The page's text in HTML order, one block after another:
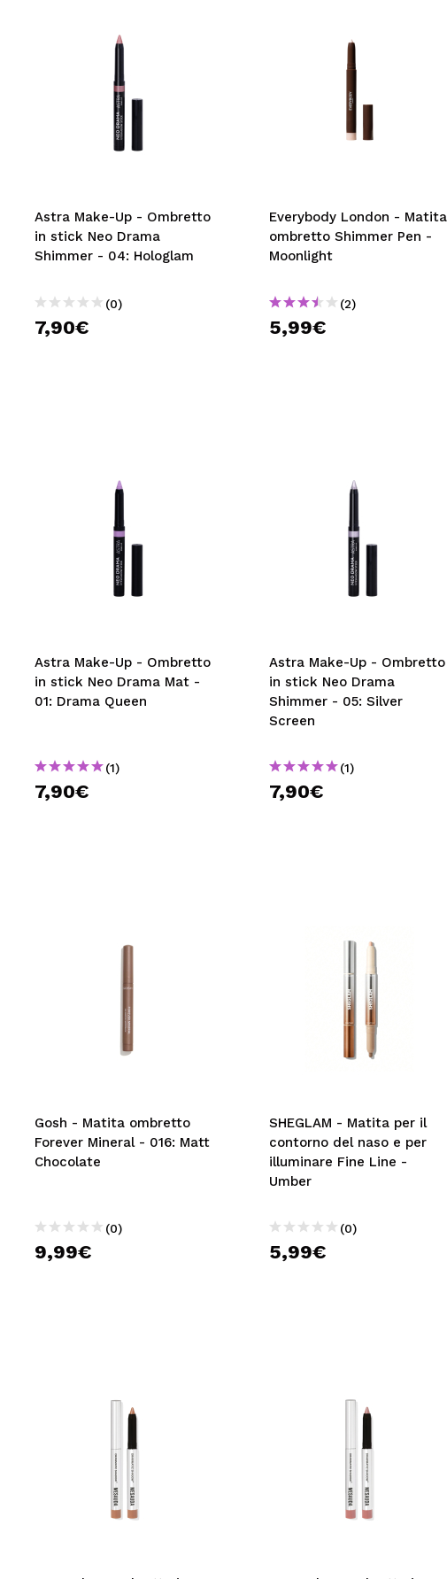
Astra Make-Up - Ombretto
in stick Neo Drama
Shimmer - 04: Hologlam
(0)
7,90€
Everybody London - Matita
ombretto Shimmer Pen -
Moonlight
(2)
5,99€
Astra Make-Up - Ombretto
in stick Neo Drama Mat -
01: Drama Queen
(1)
7,90€
Astra Make-Up - Ombretto
in stick Neo Drama
Shimmer - 05: Silver
Screen
(1)
7,90€
Gosh - Matita ombretto
Forever Mineral - 016: Matt
Chocolate
(0)
9,99€
SHEGLAM - Matita per il
contorno del naso e per
illuminare Fine Line -
Umber
(0)
5,99€